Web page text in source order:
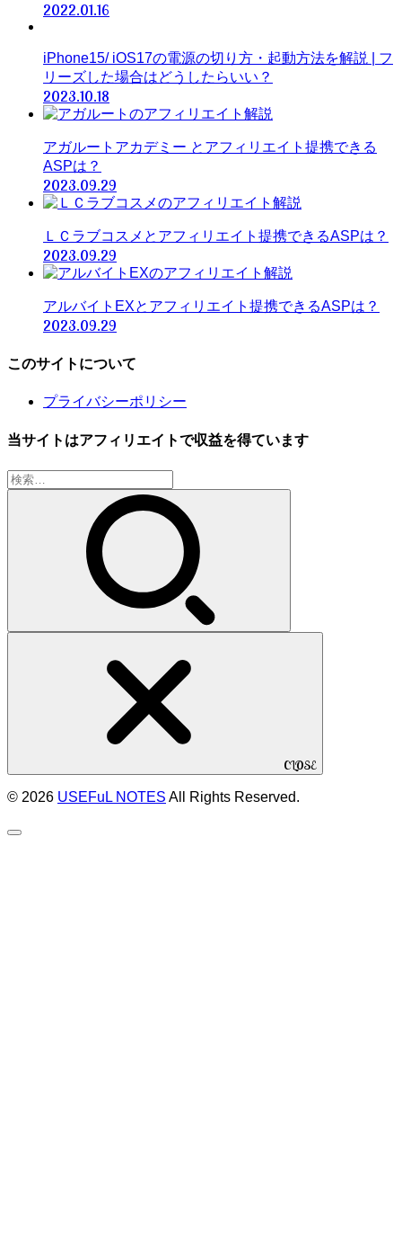
2022.01.16
iPhone15/ iOS17の電源の切り方・起動方法を解説 | フ
リーズした場合はどうしたらいい？
2023.10.18
アガルートアカデミー とアフィリエイト提携できる
ASPは？
2023.09.29
ＬＣラブコスメとアフィリエイト提携できるASPは？
2023.09.29
アルバイトEXとアフィリエイト提携できるASPは？
2023.09.29
このサイトについて
プライバシーポリシー
当サイトはアフィリエイトで収益を得ています
検
索:
CLOSE
© 2026 USEFuL NOTES All Rights Reserved.